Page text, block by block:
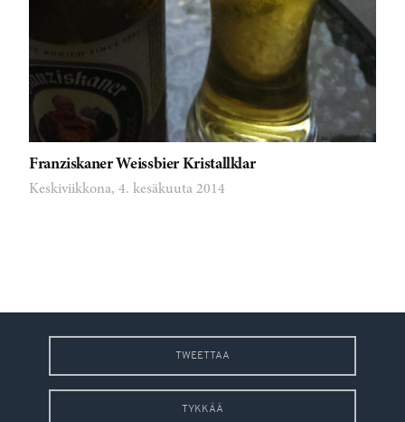
Franziskaner Weissbier Kristallklar
Keskiviikkona, 4. kesäkuuta 2014
TWEETTAA
TYKKÄÄ